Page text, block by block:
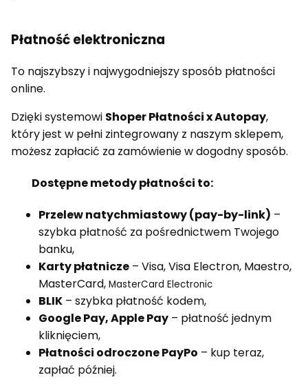
Płatność elektroniczna
To najszybszy i najwygodniejszy sposób płatności
online.
Dzięki systemowi Shoper Płatności x Autopay,
który jest w pełni zintegrowany z naszym sklepem,
możesz zapłacić za zamówienie w dogodny sposób.
Dostępne metody płatności to:
Przelew natychmiastowy (pay-by-link) –
szybka płatność za pośrednictwem Twojego
banku,
Karty płatnicze – Visa, Visa Electron, Maestro,
MasterCard, MasterCard Electronic
BLIK – szybka płatność kodem,
Google Pay, Apple Pay – płatność jednym
kliknięciem,
Płatności odroczone PayPo – kup teraz,
zapłać później.